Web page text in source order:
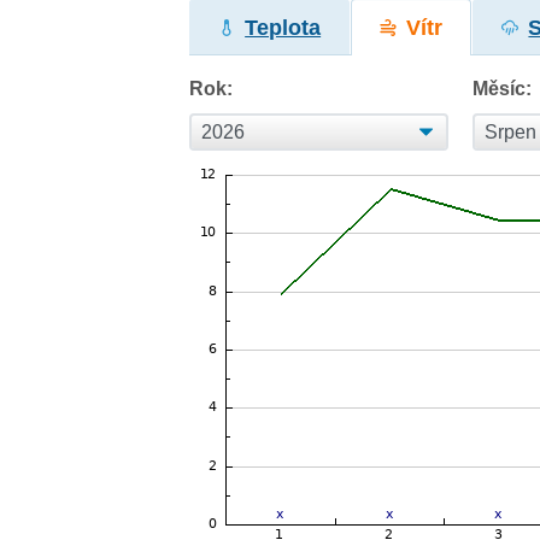
Teplota Vítr
Rok: Měsíc: